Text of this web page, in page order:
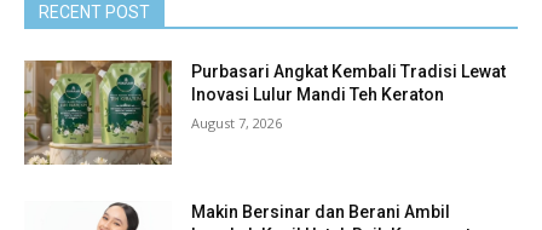
RECENT POST
Purbasari Angkat Kembali Tradisi Lewat
Inovasi Lulur Mandi Teh Keraton
August 7, 2026
Makin Bersinar dan Berani Ambil